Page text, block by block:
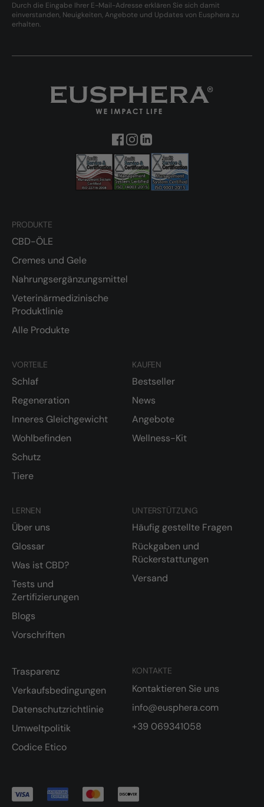
Durch die Eingabe Ihrer E-Mail-Adresse erklären Sie sich damit
einverstanden, Neuigkeiten, Angebote und Updates von Eusphera zu
erhalten.
PRODUKTE
CBD-ÖLE
Cremes und Gele
Nahrungsergänzungsmittel
Veterinärmedizinische
Produktlinie
Alle Produkte
VORTEILE
Schlaf
Regeneration
Inneres Gleichgewicht
Wohlbefinden
Schutz
Tiere
KAUFEN
Bestseller
News
Angebote
Wellness-Kit
LERNEN
Über uns
Glossar
Was ist CBD?
Tests und
Zertifizierungen
Blogs
Vorschriften
KONTAKTE
Kontaktieren Sie uns
info@eusphera.com
+39 069341058
UNTERSTÜTZUNG
Häufig gestellte Fragen
Rückgaben und
Rückerstattungen
Versand
Trasparenz
Verkaufsbedingungen
Datenschutzrichtlinie
Umweltpolitik
Codice Etico